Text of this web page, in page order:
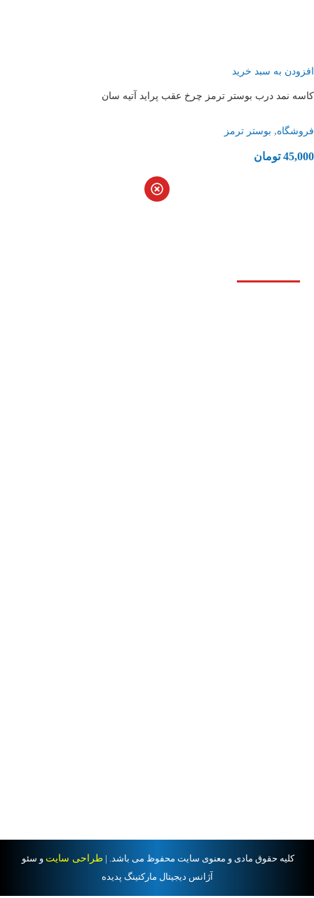
افزودن به سبد خرید
کاسه نمد درب بوستر ترمز چرخ عقب پراید آتیه سان
فروشگاه, بوستر ترمز
45,000 تومان
کلیه حقوق مادی و معنوی سایت محفوظ می باشد. | طراحی سایت و سئو
آژانس دیجیتال مارکتینگ پدیده